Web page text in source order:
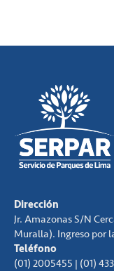
Dirección
Jr. Amazonas S/N
Muralla). Ingreso por
Teléfono
(01) 2005455 | (01)